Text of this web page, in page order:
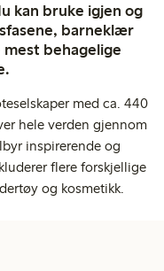
kan bruke igjen og
barneklær
behagelige
med ca. 440
hele verden gjennom
inspirerende og
flere forskjellige
og kosmetikk.